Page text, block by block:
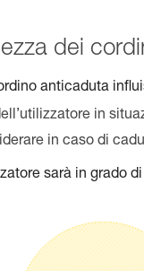
dei
anticaduta
in
in caso di
sarà in grado